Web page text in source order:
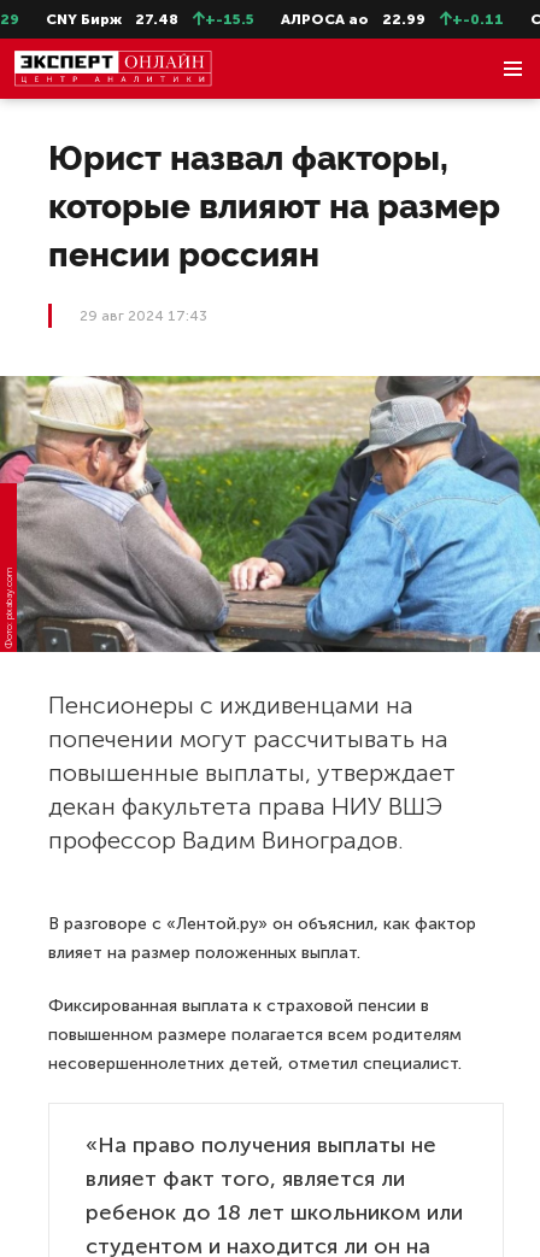
CNY Бирж 27.48 +-15.5 АЛРОСА ао 22.99 +-0.11
Юрист назвал факторы,
которые влияют на размер
пенсии россиян
29 авг 2024 17:43
Фото: pixabay.com
Пенсионеры с иждивенцами на
попечении могут рассчитывать на
повышенные выплаты, утверждает
декан факультета права НИУ ВШЭ
профессор Вадим Виноградов.
В разговоре с «Лентой.ру» он объяснил, как фактор
влияет на размер положенных выплат.
Фиксированная выплата к страховой пенсии в
повышенном размере полагается всем родителям
несовершеннолетних детей, отметил специалист.
«На право получения выплаты не
влияет факт того, является ли
ребенок до 18 лет школьником или
студентом и находится ли он на